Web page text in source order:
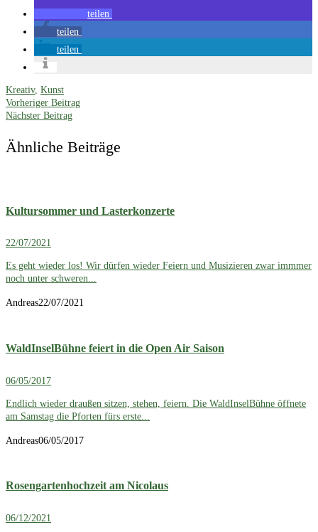
teilen
teilen
teilen
Kreativ, Kunst
Vorheriger Beitrag
Nächster Beitrag
Ähnliche Beiträge
Kultursommer und Lasterkonzerte
22/07/2021
Es geht wieder los! Wir dürfen wieder Feiern und Musizieren zwar immmer
noch unter schweren...
Andreas22/07/2021
WaldInselBühne feiert in die Open Air Saison
06/05/2017
Endlich wieder draußen sitzen, stehen, feiern. Die WaldInselBühne öffnete
am Samstag die Pforten fürs erste...
Andreas06/05/2017
Rosengartenhochzeit am Nicolaus
06/12/2021